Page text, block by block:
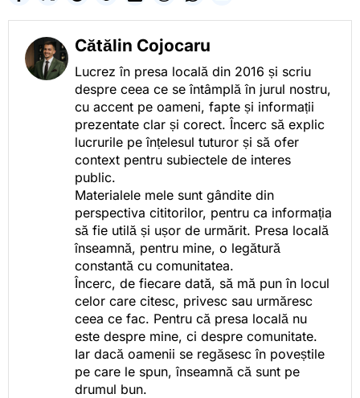
Cătălin Cojocaru
Lucrez în presa locală din 2016 și scriu
despre ceea ce se întâmplă în jurul nostru,
cu accent pe oameni, fapte și informații
prezentate clar și corect. Încerc să explic
lucrurile pe înțelesul tuturor și să ofer
context pentru subiectele de interes
public.
Materialele mele sunt gândite din
perspectiva cititorilor, pentru ca informația
să fie utilă și ușor de urmărit. Presa locală
înseamnă, pentru mine, o legătură
constantă cu comunitatea.
Încerc, de fiecare dată, să mă pun în locul
celor care citesc, privesc sau urmăresc
ceea ce fac. Pentru că presa locală nu
este despre mine, ci despre comunitate.
Iar dacă oamenii se regăsesc în poveștile
pe care le spun, înseamnă că sunt pe
drumul bun.